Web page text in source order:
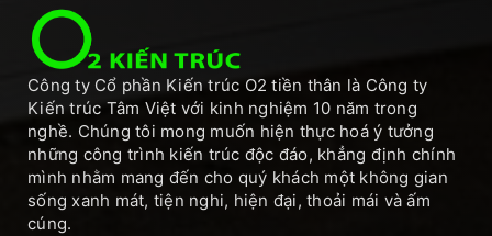
Công ty Cổ phần Kiến trúc O2 tiền thân là Công ty
Kiến trúc Tâm Việt với kinh nghiệm 10 năm trong
nghề. Chúng tôi mong muốn hiện thực hoá ý tưởng
những công trình kiến trúc độc đáo, khẳng định chính
mình nhằm mang đến cho quý khách một không gian
sống xanh mát, tiện nghi, hiện đại, thoải mái và ấm
cúng.